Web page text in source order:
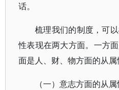
话。
梳理我们的制度，可
性表现在两大方面。一方
面是人、财、物方面的从属
（一）意志方面的从属